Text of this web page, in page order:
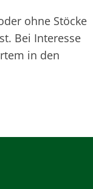
ohne Stöcke
Bei Interesse
in den